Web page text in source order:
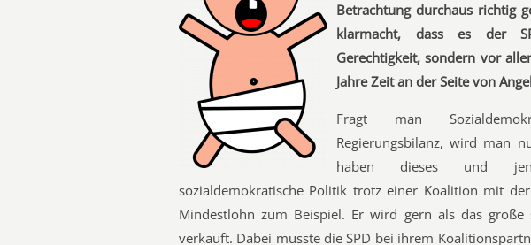
Betrachtung durchaus richtig
klarmacht, dass es der
Gerechtigkeit, sondern vor
Jahre Zeit an der Seite von
Fragt man
Regierungsbilanz, wird man
haben dieses und
sozialdemokratische Politik trotz einer Koalition mit
Mindestlohn zum Beispiel. Er wird gern als das große
verkauft. Dabei musste die SPD bei ihrem